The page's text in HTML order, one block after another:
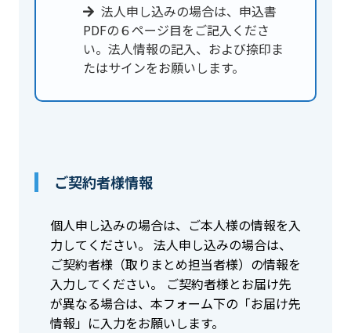
法人申し込みの場合は、申込書
PDFの６ページ目をご記入くださ
い。法人情報の記入、および捺印ま
たはサインをお願いします。
ご契約者様情報
個人申し込みの場合は、ご本人様の情報を入
力してください。 法人申し込みの場合は、
ご契約者様（取りまとめ担当者様）の情報を
入力してください。 ご契約者様とお届け先
が異なる場合は、本フォーム下の「お届け先
情報」に入力をお願いします。